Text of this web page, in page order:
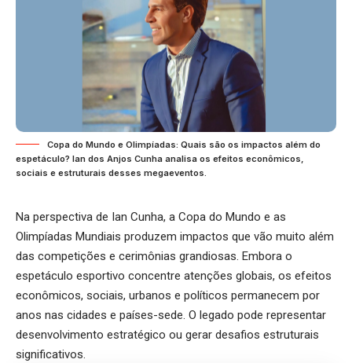
Copa do Mundo e Olimpíadas: Quais são os impactos além do
espetáculo? Ian dos Anjos Cunha analisa os efeitos econômicos,
sociais e estruturais desses megaeventos.
Na perspectiva de Ian Cunha, a Copa do Mundo e as
Olimpíadas Mundiais produzem impactos que vão muito além
das competições e cerimônias grandiosas. Embora o
espetáculo esportivo concentre atenções globais, os efeitos
econômicos, sociais, urbanos e políticos permanecem por
anos nas cidades e países-sede. O legado pode representar
desenvolvimento estratégico ou gerar desafios estruturais
significativos.